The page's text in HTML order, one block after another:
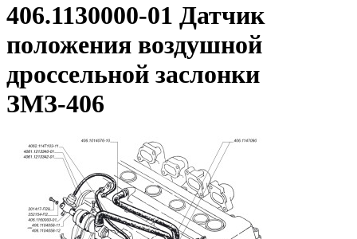
406.1130000-01 Датчик
положения воздушной
дроссельной заслонки
ЗМЗ-406